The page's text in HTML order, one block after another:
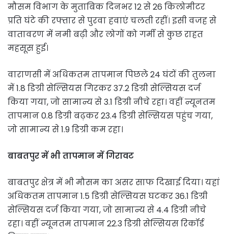
मौसम विभाग के मुताबिक दिनभर 12 से 26 किलोमीटर
प्रति घंटे की रफ्तार से पुरवा हवाएं चलती रहीं। इसी वजह से
वातावरण में नमी बढ़ी और लोगों को गर्मी से कुछ राहत
महसूस हुई।
वाराणसी में अधिकतम तापमान पिछले 24 घंटों की तुलना
में 1.8 डिग्री सेल्सियस गिरकर 37.2 डिग्री सेल्सियस दर्ज
किया गया, जो सामान्य से 3.1 डिग्री नीचे रहा। वहीं न्यूनतम
तापमान 0.8 डिग्री बढ़कर 23.4 डिग्री सेल्सियस पहुंच गया,
जो सामान्य से 1.9 डिग्री कम रहा।
बाबतपुर में भी तापमान में गिरावट
बाबतपुर क्षेत्र में भी मौसम का असर साफ दिखाई दिया। यहां
अधिकतम तापमान 1.5 डिग्री सेल्सियस घटकर 36.1 डिग्री
सेल्सियस दर्ज किया गया, जो सामान्य से 4.4 डिग्री नीचे
रहा। वहीं न्यूनतम तापमान 22.3 डिग्री सेल्सियस रिकॉर्ड